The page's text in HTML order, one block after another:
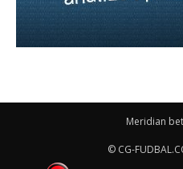
Meridian
© CG-